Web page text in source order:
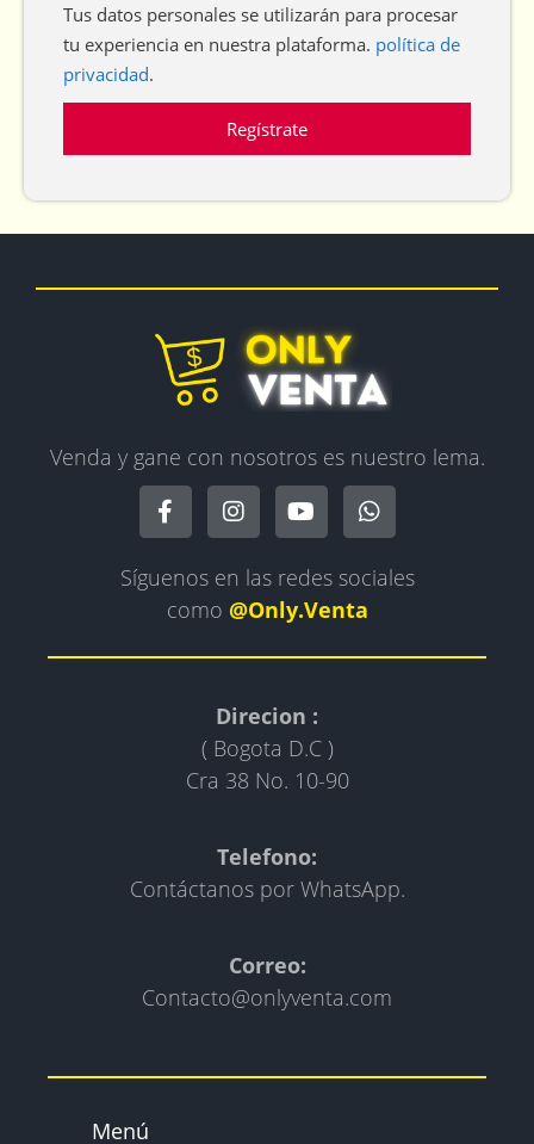
Tus datos personales se utilizarán para procesar
tu experiencia en nuestra plataforma. política de
privacidad.
Venda y gane con nosotros es nuestro lema.
Síguenos en las redes sociales
como @Only.Venta
Direcion :
( Bogota D.C )
Cra 38 No. 10-90
Telefono:
Contáctanos por WhatsApp.
Correo:
Contacto@onlyventa.com
Menú